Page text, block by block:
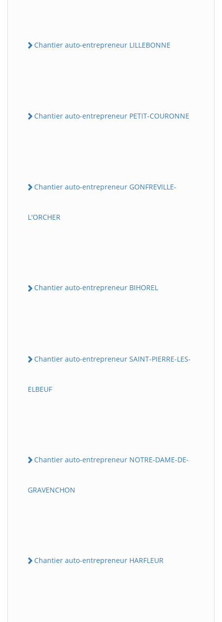
Chantier auto-entrepreneur LILLEBONNE
Chantier auto-entrepreneur PETIT-COURONNE
Chantier auto-entrepreneur GONFREVILLE-
L'ORCHER
Chantier auto-entrepreneur BIHOREL
Chantier auto-entrepreneur SAINT-PIERRE-LES-
ELBEUF
Chantier auto-entrepreneur NOTRE-DAME-DE-
GRAVENCHON
Chantier auto-entrepreneur HARFLEUR